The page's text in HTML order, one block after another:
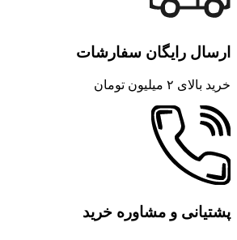
ارسال رایگان سفارشات
خرید بالای ۲ میلیون تومان
پشتیانی و مشاوره خرید